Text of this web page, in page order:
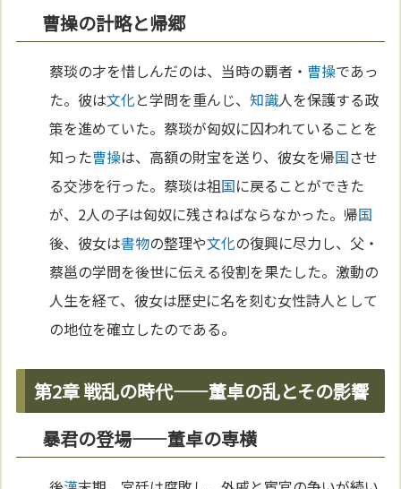
曹操の計略と帰郷
蔡琰の才を惜しんだのは、当時の覇者・ 曹操であっ
た。彼は文化と学問を重んじ、知識人を保護する政
策を進めていた。蔡琰が匈奴に囚われていることを
知った曹操は、高額の財宝を送り、彼女を帰国させ
る交渉を行った。蔡琰は祖国に戻ることができた
が、2人の子は匈奴に残さねばならなかった。帰国
後、彼女は書物の整理や文化の復興に尽力し、父・
蔡邕の学問を後世に伝える役割を果たした。激動の
人生を経て、彼女は歴史に名を刻む女性詩人として
の地位を確立したのである。
第2章 戦乱の時代——董卓の乱とその影響
暴君の登場——董卓の専横